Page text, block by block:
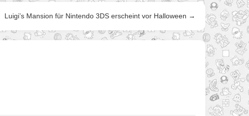
Luigi’s Mansion für Nintendo 3DS erscheint vor Halloween →